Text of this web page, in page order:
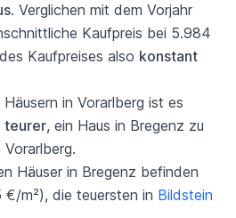
. Verglichen mit dem Vorjahr
Kaufpreis bei 5.984
Kaufpreises also konstant
in Vorarlberg ist es
teurer, ein Haus in Bregenz zu
Häuser in Bregenz befinden
€/m²), die teuersten in Bildstein